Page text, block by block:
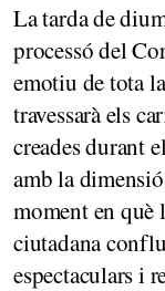
La tarda de
processó del
emotiu de tota
travessarà els
creades durant
amb la
moment en
ciutadana
espectaculars i